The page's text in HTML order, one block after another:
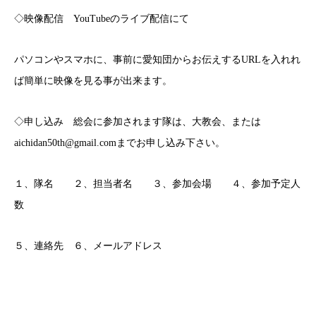
◇映像配信 YouTubeのライブ配信にて
パソコンやスマホに、事前に愛知団からお伝えするURLを入れれ
ば簡単に映像を見る事が出来ます。
◇申し込み 総会に参加されます隊は、大教会、または
aichidan50th@gmail.comまでお申し込み下さい。
１、隊名 ２、担当者名 ３、参加会場 ４、参加予定人
数
５、連絡先 ６、メールアドレス